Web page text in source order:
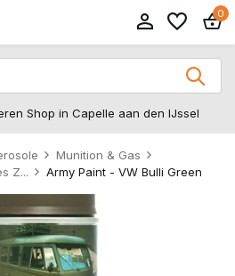
0
Shop in Capelle aan den IJssel
Munition & Gas
Z...
Army Paint - VW Bulli Green